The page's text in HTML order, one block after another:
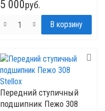
5 000руб.
Передний ступичный
подшипник Пежо 308